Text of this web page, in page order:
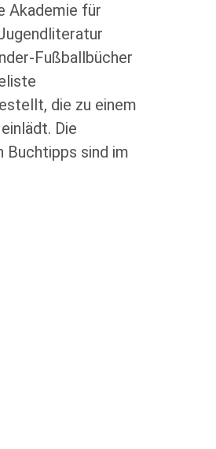
Akademie für
Fußballbücher
die zu einem
Die
Buchtipps sind im